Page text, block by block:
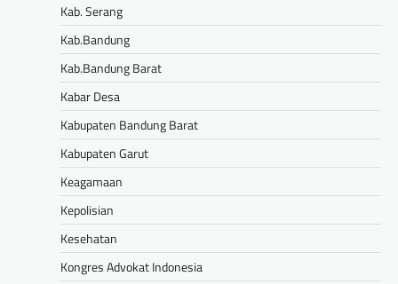
Kab. Serang
Kab.Bandung
Kab.Bandung Barat
Kabar Desa
Kabupaten Bandung Barat
Kabupaten Garut
Keagamaan
Kepolisian
Kesehatan
Kongres Advokat Indonesia